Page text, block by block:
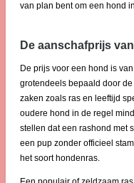
van plan bent om een hond
De aanschafprijs
De prijs voor een hond is
grotendeels bepaald door
zaken zoals ras en leeftijd
oudere hond in de regel
stellen dat een rashond met
een pup zonder officieel
het soort hondenras.